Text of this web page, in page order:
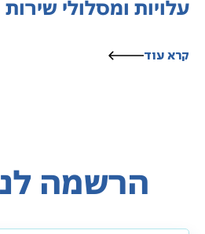
עלויות ומסלולי שירות
קרא עוד
הרשמה